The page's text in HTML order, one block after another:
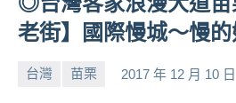
老街】國際慢城～慢的
台灣 苗栗 2017 年 12 月 10 日